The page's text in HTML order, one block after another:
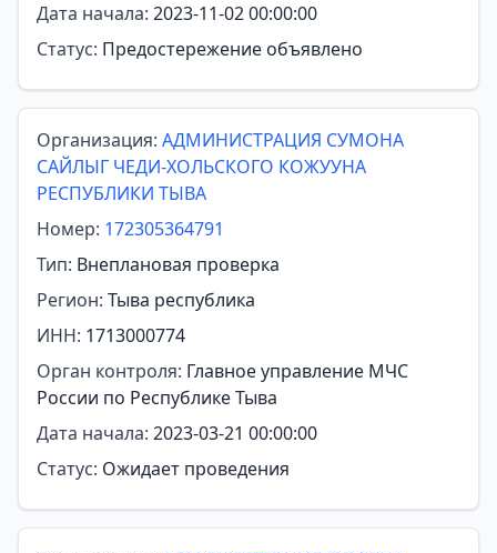
Дата начала: 2023-11-02 00:00:00
Статус: Предостережение объявлено
Организация: АДМИНИСТРАЦИЯ СУМОНА
САЙЛЫГ ЧЕДИ-ХОЛЬСКОГО КОЖУУНА
РЕСПУБЛИКИ ТЫВА
Номер: 172305364791
Тип: Внеплановая проверка
Регион: Тыва республика
ИНН: 1713000774
Орган контроля: Главное управление МЧС
России по Республике Тыва
Дата начала: 2023-03-21 00:00:00
Статус: Ожидает проведения